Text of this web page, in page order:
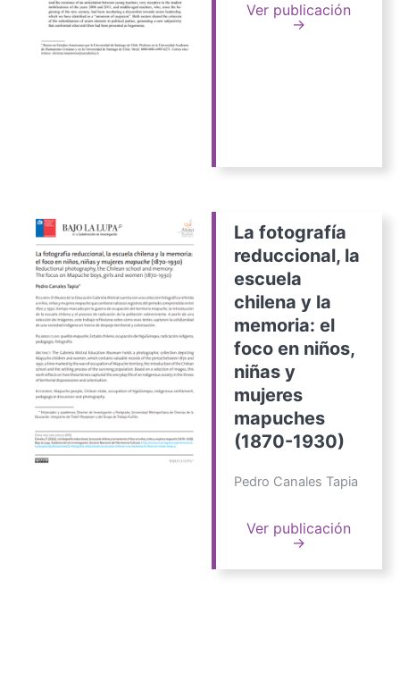
Ver publicación
→
La fotografía
reduccional, la
escuela
chilena y la
memoria: el
foco en niños,
niñas y
mujeres
mapuches
(1870-1930)
Pedro Canales Tapia
Ver publicación
→